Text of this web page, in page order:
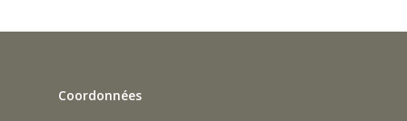
Coordonnées